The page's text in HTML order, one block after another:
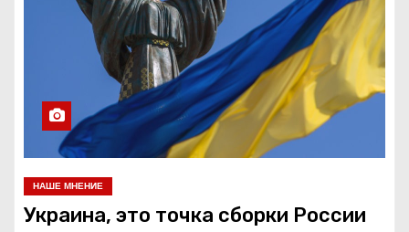
НАШЕ МНЕНИЕ
Украина, это точка сборки России